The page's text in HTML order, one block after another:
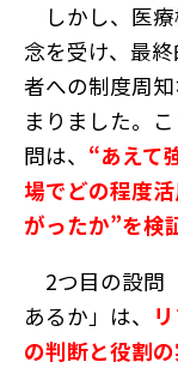
しかし、医療
念を受け、最
者への制度周
まりました。
問は、 “あえて
場でどの程度
がったか”を検
2つ目の設問
あるか」は、
の判断と役割